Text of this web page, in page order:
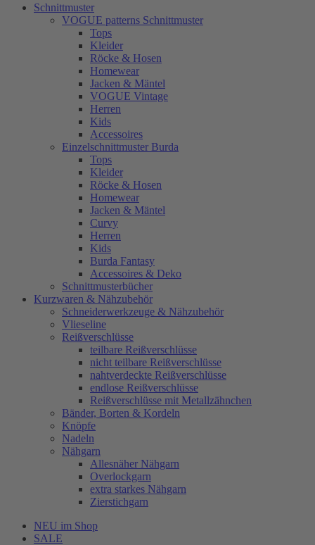
Schnittmuster
VOGUE patterns Schnittmuster
Tops
Kleider
Röcke & Hosen
Homewear
Jacken & Mäntel
VOGUE Vintage
Herren
Kids
Accessoires
Einzelschnittmuster Burda
Tops
Kleider
Röcke & Hosen
Homewear
Jacken & Mäntel
Curvy
Herren
Kids
Burda Fantasy
Accessoires & Deko
Schnittmusterbücher
Kurzwaren & Nähzubehör
Schneiderwerkzeuge & Nähzubehör
Vlieseline
Reißverschlüsse
teilbare Reißverschlüsse
nicht teilbare Reißverschlüsse
nahtverdeckte Reißverschlüsse
endlose Reißverschlüsse
Reißverschlüsse mit Metallzähnchen
Bänder, Borten & Kordeln
Knöpfe
Nadeln
Nähgarn
Allesnäher Nähgarn
Overlockgarn
extra starkes Nähgarn
Zierstichgarn
NEU im Shop
SALE